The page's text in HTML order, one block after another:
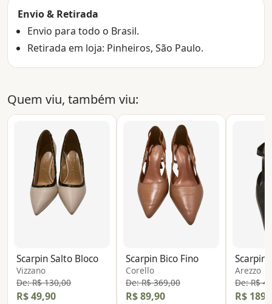
Envio & Retirada
Envio para todo o Brasil.
Retirada em loja: Pinheiros, São Paulo.
Quem viu, também viu:
Scarpin Salto Bloco
Vizzano
De: R$ 130,00
R$ 49,90
Scarpin Bico Fino
Corello
De: R$ 369,00
R$ 89,90
Scarpin
Arezzo
De: R$
R$